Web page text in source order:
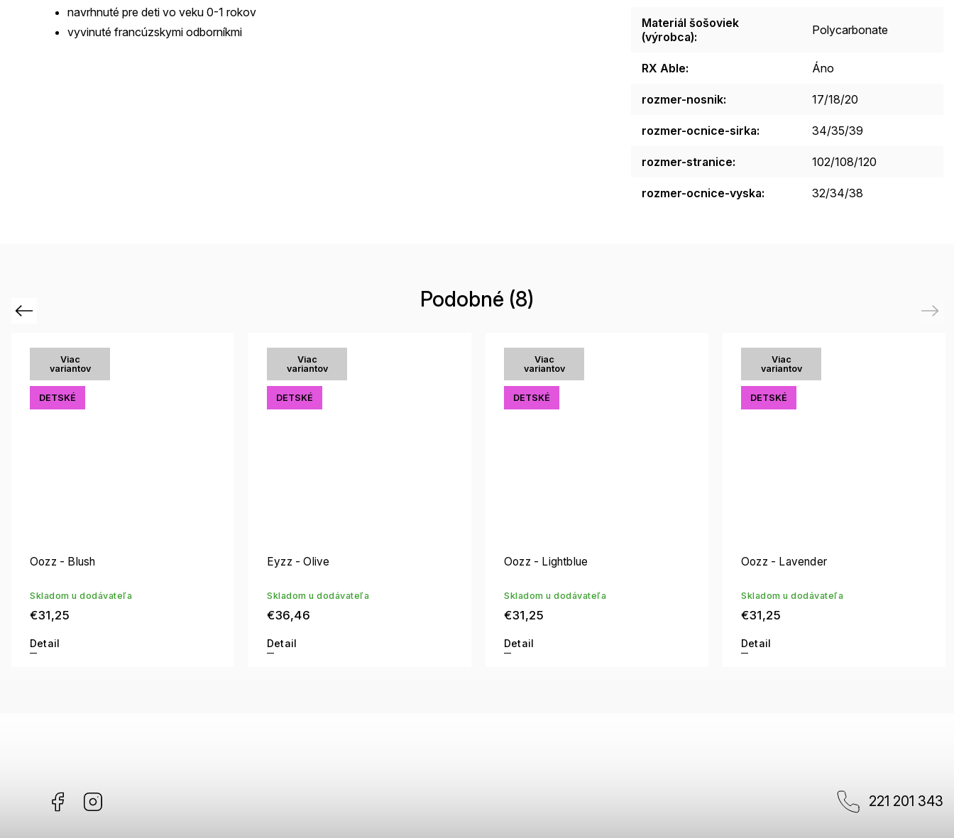
navrhnuté pre deti vo veku 0-1 rokov
vyvinuté francúzskymi odborníkmi
Materiál šošoviek
(výrobca): Polycarbonate
RX Able: Áno
rozmer-nosnik: 17/18/20
rozmer-ocnice-sirka: 34/35/39
rozmer-stranice: 102/108/120
rozmer-ocnice-vyska: 32/34/38
Podobné (8)
Previous
Viac
variantov
DETSKÉ
Oozz - Blush
Skladom u dodávateľa
€31,25
Detail
Viac
variantov
DETSKÉ
Eyzz - Olive
Skladom u dodávateľa
€36,46
Detail
Viac
variantov
DETSKÉ
Oozz - Lightblue
Skladom u dodávateľa
€31,25
Detail
Viac
variantov
DETSKÉ
Oozz - Lavender
Skladom u dodávateľa
€31,25
Detail
Next
Facebook 221 201 343